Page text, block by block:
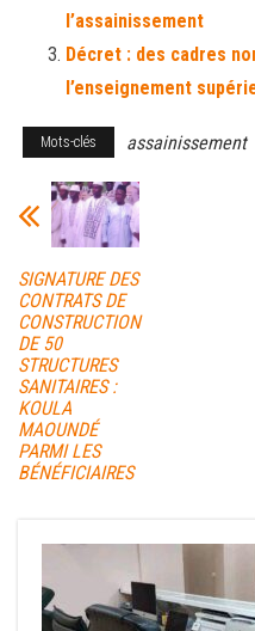
l’assainissement
Décret : des cadres
l’enseignement
Mots-clés assainissement
SIGNATURE DES
CONTRATS DE
CONSTRUCTION
DE 50
STRUCTURES
SANITAIRES :
KOULA
MAOUNDÉ
PARMI LES
BÉNÉFICIAIRES